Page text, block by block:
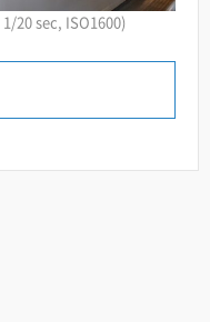
20 sec, ISO1600)